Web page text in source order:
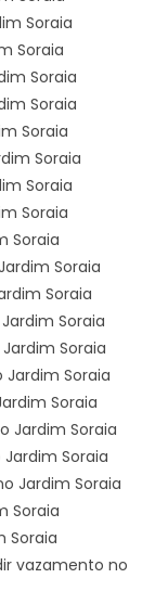
Soraia
Soraia
Soraia
Soraia
Soraia
Soraia
Soraia
Soraia
Soraia
Soraia
Soraia
Soraia
Soraia
Soraia
Soraia
Jardim Soraia
Soraia
Jardim Soraia
Soraia
Soraia
vazamento no